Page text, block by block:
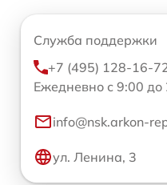
Служба поддержки
+7 (495) 128-16-
Ежедневно с 9:00 до
info@nsk.arkon-
ул. Ленина, 3